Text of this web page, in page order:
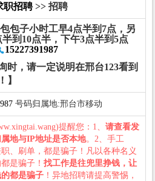
职招聘>> 招聘
包子小时工早4点半到7点，另
到10点半，下午3点半到5点
15227391987
时，请一定说明在邢台123看到
】
号码归属地:邢台市移动
提醒您：1、 请查看发
地与IP地址是否本地。2、手工
、刷单，都是骗子！凡以各种名义
是骗子！ 找工作是往兜里挣钱，让
都是骗子 ！异地招聘请提高警惕，